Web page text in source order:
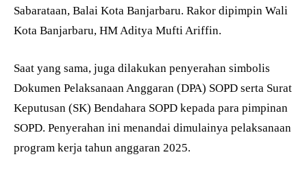
Sabarataan, Balai Kota Banjarbaru. Rakor dipimpin Wali
Kota Banjarbaru, HM Aditya Mufti Ariffin.
Saat yang sama, juga dilakukan penyerahan simbolis
Dokumen Pelaksanaan Anggaran (DPA) SOPD serta Surat
Keputusan (SK) Bendahara SOPD kepada para pimpinan
SOPD. Penyerahan ini menandai dimulainya pelaksanaan
program kerja tahun anggaran 2025.